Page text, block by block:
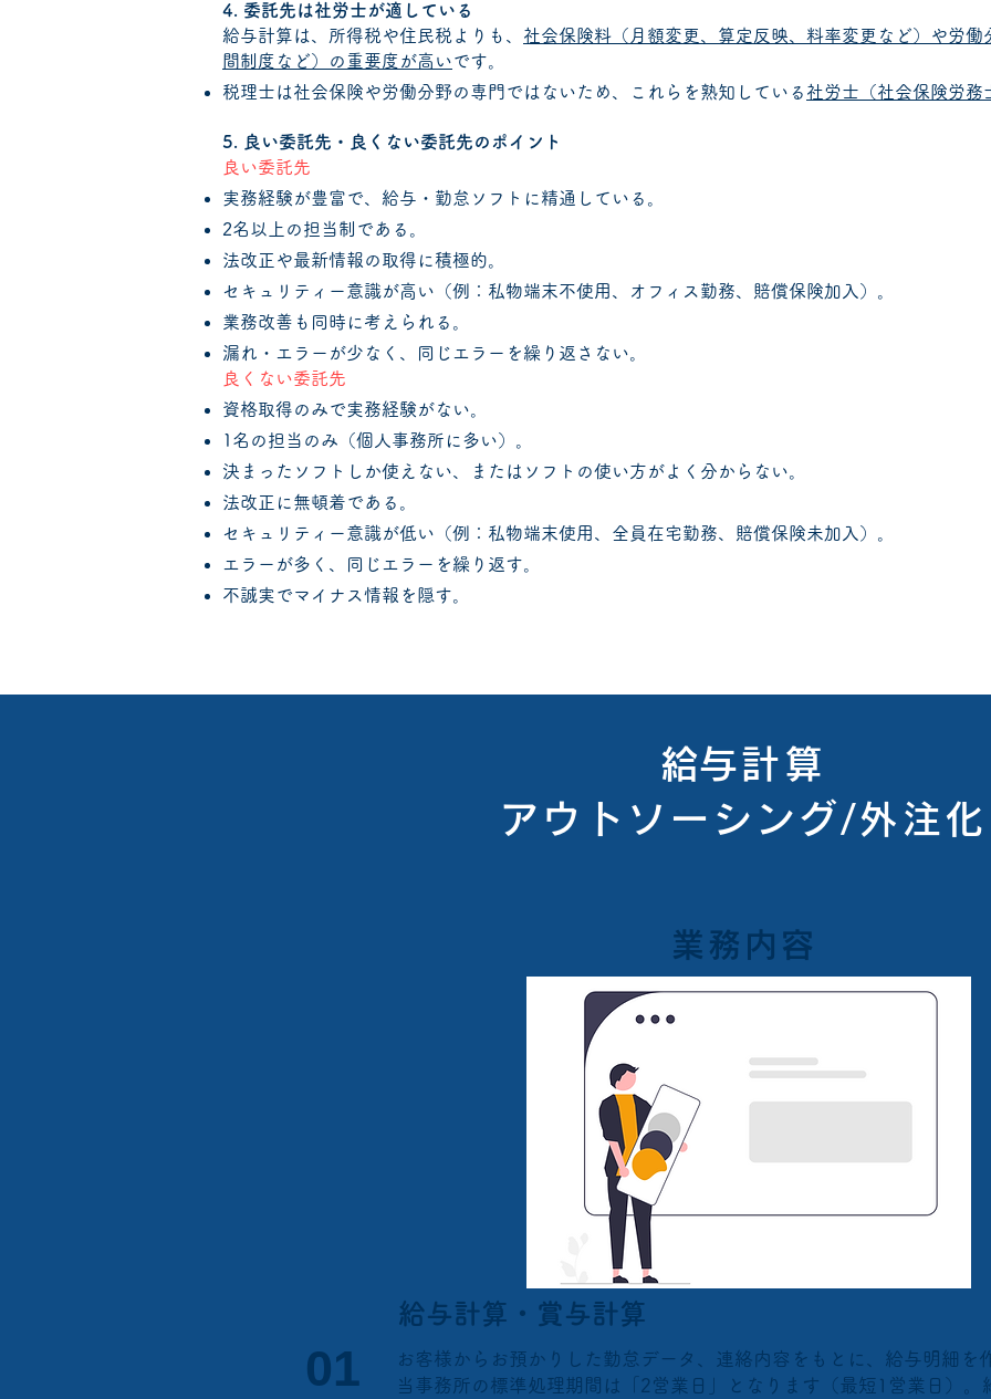
4. 委託先は社労士が適している
給与計算は、所得税や住民税よりも、 社会保険料（月額変更、算定反映、料率変更など）や労
間制度など）の重要度が高いです。
税理士は社会保険や労働分野の専門ではないため、これらを熟知している 社労士（社会保険労務
5. 良い委託先・良くない委託先のポイント
良い委託先
実務経験が豊富で、給与・勤怠ソフトに精通している。
2名以上の担当制である。
法改正や最新情報の取得に積極的。
セキュリティー意識が高い（例：私物端末不使用、オフィス勤務、賠償保険加入）。
業務改善も同時に考えられる。
漏れ・エラーが少なく、同じエラーを繰り返さない。
良くない委託先
資格取得のみで実務経験がない。
1名の担当のみ（個人事務所に多い）。
決まったソフトしか使えない、またはソフトの使い方がよく分からない。
法改正に無頓着である。
セキュリティー意識が低い（例：私物端末使用、全員在宅勤務、賠償保険未加入）。
エラーが多く、同じエラーを繰り返す。
不誠実でマイナス情報を隠す。
​給与計算
アウトソーシング/外注化
業務内容
給与計算・賞与計算
​01
お客様からお預かりした勤怠データ、連絡内容をもとに、給与明細を
当事務所の標準処理期間は「2営業日」となります（最短1営業日）。